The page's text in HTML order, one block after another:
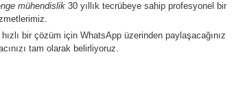
mühendislik 30 yıllık tecrübeye sahip profesyonel bir
bir çözüm için WhatsApp üzerinden paylaşacağınız
tam olarak belirliyoruz.